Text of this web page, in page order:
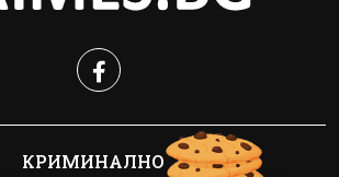
КРИМИНАЛНО